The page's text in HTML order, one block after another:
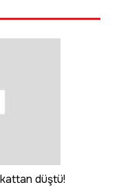
düştü!